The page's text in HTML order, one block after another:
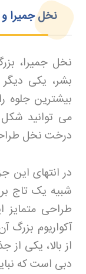
نخل جمیرا
نخل جمیرا،
بشر، یکی
بیشترین جلوه
می‌ توانید
درخت نخل
در انتهای این
شبیه یک تاج
طراحی متمایز
آکواریوم بزرگ
از بالا، یکی
دبی است که